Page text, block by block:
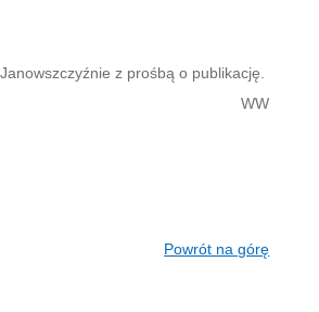
z prośbą o publikację.
WW
Powrót na górę